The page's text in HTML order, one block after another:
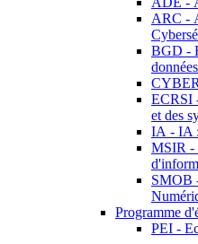
ARC -
BGD -
ECRSI
et des
IA - IA
MSIR -
SMOB
Programme
PEI -